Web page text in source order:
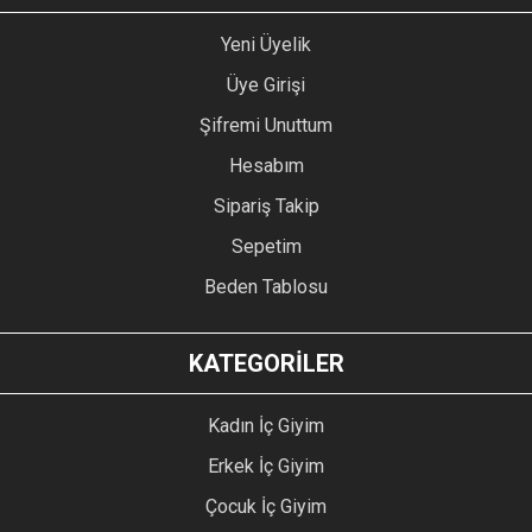
Yeni Üyelik
Üye Girişi
Şifremi Unuttum
Hesabım
Sipariş Takip
Sepetim
Beden Tablosu
KATEGORİLER
Kadın İç Giyim
Erkek İç Giyim
Çocuk İç Giyim